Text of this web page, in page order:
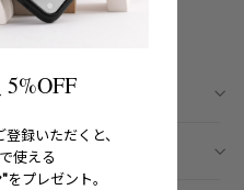
録いただくと、
使える
をプレゼント。